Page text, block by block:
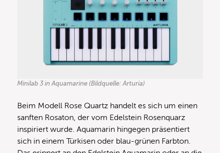
Minilab 3 in Aquamarine (Bildquelle: Arturia)
Beim Modell Rose Quartz handelt es sich um einen
sanften Rosaton, der vom Edelstein Rosenquarz
inspiriert wurde. Aquamarin hingegen präsentiert
sich in einem Türkisen oder blau-grünen Farbton.